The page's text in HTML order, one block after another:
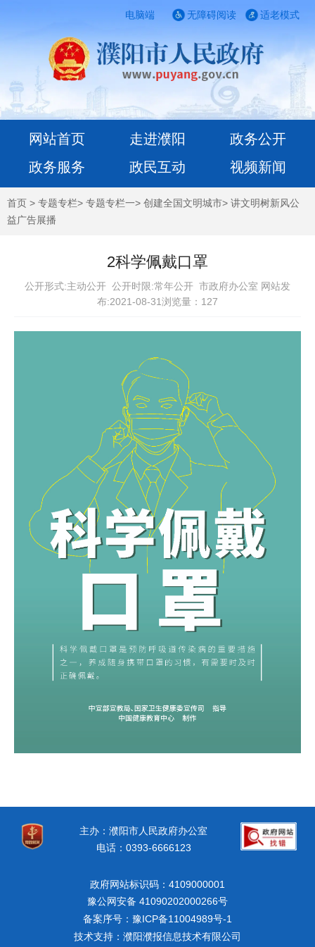
电脑端 适老模式
无障碍阅读
网站首页 走进濮阳
政务公开
政务服务
政民互动 视频新闻
首页 > 专题专栏> 专题专栏一> 创建全国文明城市> 讲文明树新风公
益广告展播
2科学佩戴口罩
公开形式:主动公开 公开时限:常年公开 市政府办公室 网站发
布:2021-08-31浏览量： 127
主办：濮阳市人民政府办公室
电话：0393-6666123
政府网站标识码：4109000001
豫公网安备 41090202000266号
备案序号：豫ICP备11004989号-1
技术支持：濮阳濮报信息技术有限公司